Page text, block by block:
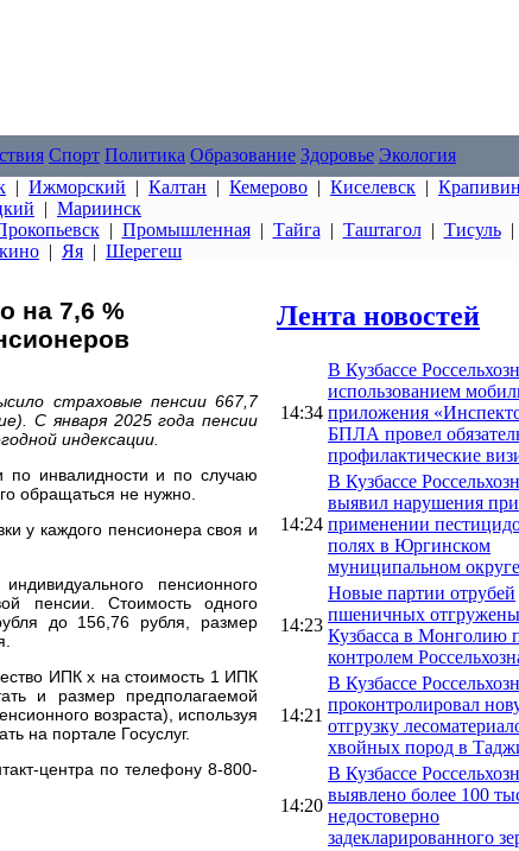
Спорт Политика Образование Здоровье Экология
| Ижморский | Калтан | Кемерово | Киселевск |
| Мариинск
| Промышленная| Тайга | Таштагол| Тисуль|
| Яя | Шерегеш
на 7,6 %
страховые пенсии 667,7
С января 2025 года пенсии
индексации.
по инвалидности и по случаю
обращаться не нужно.
у каждого пенсионера своя и
пенсионного
пенсии. Стоимость одного
до 156,76 рубля, размер
ИПК х на стоимость 1 ИПК
и размер предполагаемой
возраста), используя
на портале Госуслуг.
центра по телефону 8-800-
Лента новостей
14:34
В Кузбассе
использованием
приложения
БПЛА провел
профилактические
14:24
В Кузбассе
выявил нарушения при
применении
полях в Юргинском
муниципальном округе
14:23
Новые партии отрубей
пшеничных
Кузбасса в Монголию
контролем
14:21
В Кузбассе
проконтролировал
отгрузку
хвойных пород в
14:20
В Кузбассе
выявлено более 100
недостоверно
задекларированного